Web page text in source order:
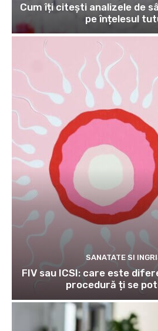
Cum îți citești analizele de
pe înțelesul
SANATATE SI
FIV sau ICSI: care este
procedură ți se